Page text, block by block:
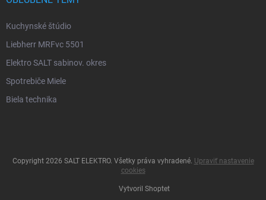
Kuchynské štúdio
Liebherr MRFvc 5501
Elektro SALT sabinov. okres
Spotrebiče Miele
Biela technika
Vytvoril Shoptet
Copyright 2026 SALT ELEKTRO. Všetky práva vyhradené. Upraviť nastavenie
cookies